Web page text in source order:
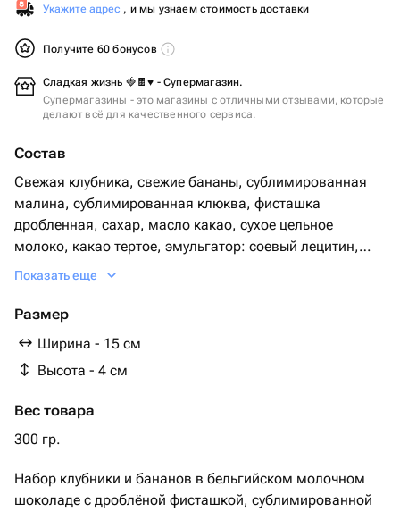
Укажите адрес , и мы узнаем стоимость доставки
Получите 60 бонусов
Сладкая жизнь 🍓🍫♥️ - Супермагазин.
Супермагазины - это магазины с отличными отзывами, которые
делают всё для качественного сервиса.
Состав
Свежая клубника, свежие бананы, сублимированная
малина, сублимированная клюква, фисташка
дробленная, сахар, масло какао, сухое цельное
молоко, какао тертое, эмульгатор: соевый лецитин,
натуральный ароматизатор: ваниль.
Показать еще
Размер
Ширина - 15 см
Высота - 4 см
Вес товара
300 гр.
Набор клубники и бананов в бельгийском молочном
шоколаде с дроблёной фисташкой, сублимированной